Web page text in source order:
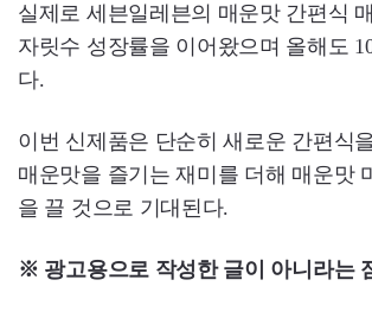
실제로 세븐일레븐의 매운맛 간편식
자릿수 성장률을 이어왔으며 올해도
다.
이번 신제품은 단순히 새로운 간편식
매운맛을 즐기는 재미를 더해 매운맛
을 끌 것으로 기대된다.
※ 광고용으로 작성한 글이 아니라는